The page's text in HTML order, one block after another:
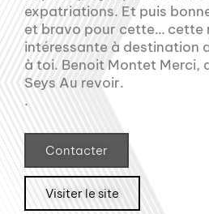
.
Contacter
Visiter le site